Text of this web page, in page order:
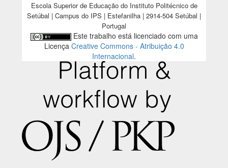
Escola Superior de Educação do Instituto Politécnico de
Setúbal | Campus do IPS | Estefanilha | 2914-504 Setúbal |
Portugal
Este trabalho está licenciado com uma
Licença Creative Commons - Atribuição 4.0
Internacional.